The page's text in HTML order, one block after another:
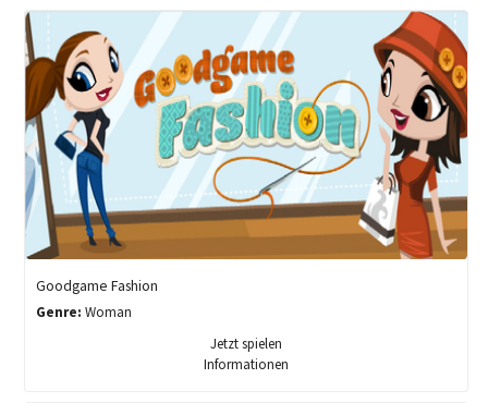
Goodgame Fashion
Genre: Woman
Jetzt spielen
Informationen